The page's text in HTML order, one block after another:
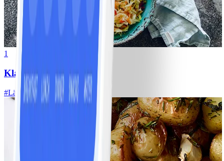
1
Klassisk vitkålssallad
#Lätt 20 MIN